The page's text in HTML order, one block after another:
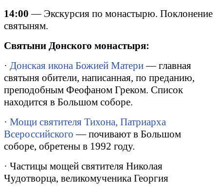
14:00 — Экскурсия по монастырю. Поклонение
святыням.
Святыни Донского монастыря:
· Донская икона Божией Матери— главная
святыня обители, написанная, по преданию,
преподобным Феофаном Греком. Список
находится в Большом соборе.
· Мощи святителя Тихона, Патриарха
Всероссийского — почивают в Большом
соборе, обретены в 1992 году.
· Частицы мощей святителя Николая
Чудотворца, великомученика Георгия